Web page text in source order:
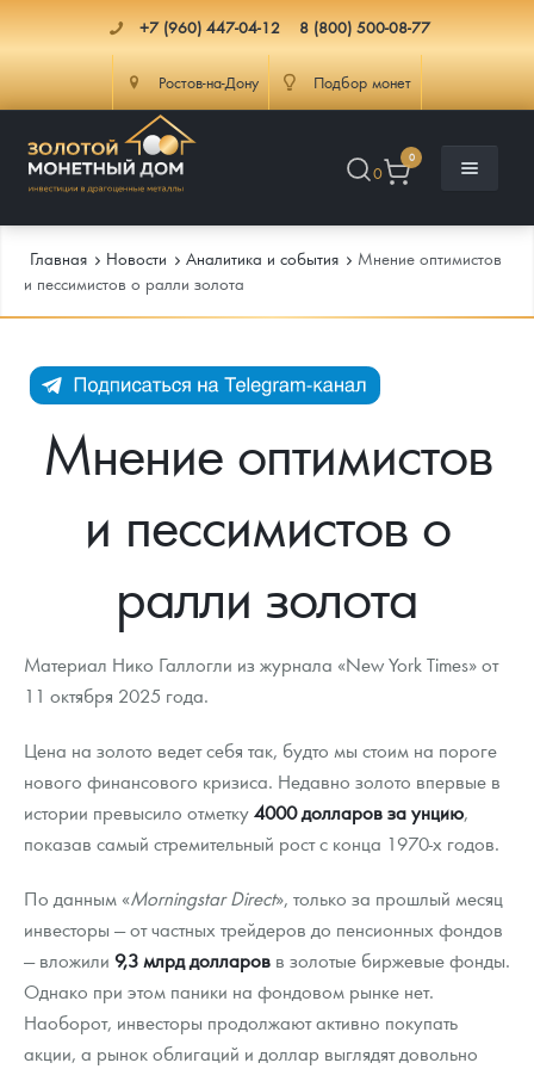
+7 (960) 447-04-12 8 (800) 500-08-77
Ростов-на-Дону Подбор монет
0
0
Каталог Монет
Инвестиционные монеты
Иностранные
Памятные монеты России и СССР
Монеты Царской России
Монеты стран мира после 1950г
Монеты и жетоны ЗМД
Георгий Победоносец
Золотой червонец Сеятель
Золотые слитки
Аксессуары
Гарри Поттер
Жетоны "Необыкновенные обитатели глубин"
Ювелирные изделия
Инфо
Как сделать заказ
Клуб ЗМД
Выкуп монет
Выкуп серебряных монет
Вопрос - ответ
Памятка для работы с монетами из драгметаллов
Условия возврата
Политика использования Cookies
Положение по обработке и защите персональных данных
Доставка
Подбор монет
Распродажа монет и жетонов
Аналитика и события
Итоги 2025 года. Прогноз курсов золота, серебра, платины на
2026 год
Cтатьи
Георгий Победоносец - динамика цен
Курс золота и серебра
Лом выкуп
Скупка слитков
Контакты
Наши преимущества
Письмо директору
Главная Новости Аналитика и события
Мнение оптимистов
и пессимистов о ралли золота
Мнение оптимистов
и пессимистов о
ралли золота
Материал Нико Галлогли из журнала «New York Times» от
11 октября 2025 года.
Цена на золото ведет себя так, будто мы стоим на пороге
нового финансового кризиса. Недавно золото впервые в
истории превысило отметку4000 долларов за унцию,
показав самый стремительный рост с конца 1970-х годов.
По данным «Morningstar Direct», только за прошлый месяц
инвесторы — от частных трейдеров до пенсионных фондов
— вложили 9,3 млрд долларов в золотые биржевые фонды.
Однако при этом паники на фондовом рынке нет.
Наоборот, инвесторы продолжают активно покупать
акции, а рынок облигаций и доллар выглядят довольно